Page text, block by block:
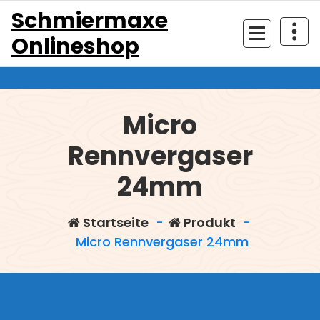
Inhalt
springen
Schmiermaxe
Onlineshop
Micro
Rennvergaser
24mm
Startseite- Produkt -
Micro Rennvergaser 24mm